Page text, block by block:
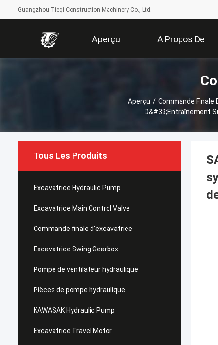
Guangzhou Tieqi Construction Machinery Co., Ltd.
Aperçu A Propos De
Nous
Aperçu / Commande Finale
D&#39;entraînement
Tous Les Produits
Excavatrice Hydraulic Pump
Excavatrice Main Control Valve
Commande finale d'excavatrice
Excavatrice Swing Gearbox
Pompe de ventilateur hydraulique
Pièces de pompe hydraulique
KAWASAK Hydraulic Pump
Excavatrice Travel Motor